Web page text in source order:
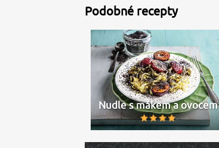
Podobné recepty
Nudle s mákem a ovocem